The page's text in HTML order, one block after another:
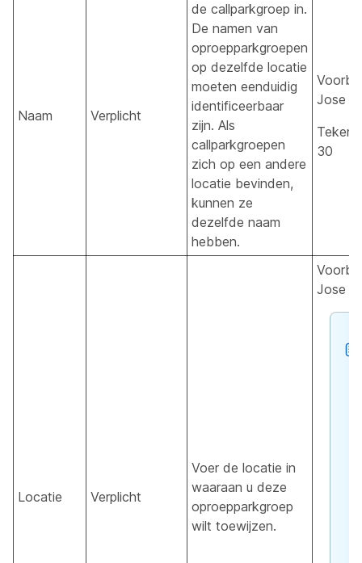
Naam Verplicht
de callparkgroep in.
De namen van
oproepparkgroepen
op dezelfde locatie
moeten eenduidig
identificeerbaar
zijn. Als
callparkgroepen
zich op een andere
locatie bevinden,
kunnen ze
dezelfde naam
hebben.
Jose
30
Locatie Verplicht
Voer de locatie in
waaraan u deze
oproepparkgroep
wilt toewijzen.
Jose